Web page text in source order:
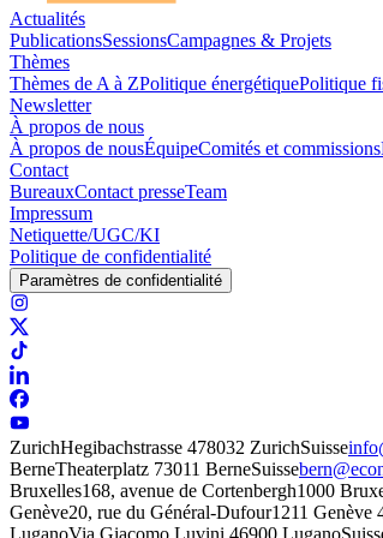
Actualités
PublicationsSessionsCampagnes & Projets
Thèmes
Thèmes de A à ZPolitique énergétiquePolitique
Newsletter
À propos de nous
À propos de nousÉquipeComités et commissions
Contact
BureauxContact presseTeam
Impressum
Netiquette/UGC/KI
Politique de confidentialité
Paramètres de confidentialité
ZurichHegibachstrasse 478032 ZurichSuisse
BerneTheaterplatz 73011 BerneSuisse
Bruxelles168, avenue de Cortenbergh1000
Genève20, rue du Général-Dufour1211 Genève
LuganoVia Giacomo Luvini 46900 Lugano